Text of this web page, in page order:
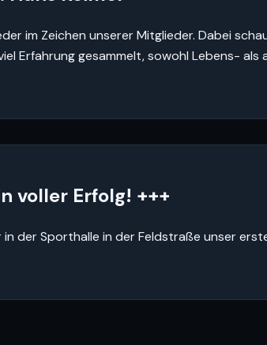
im Zeichen unserer Mitglieder. Dabei
Erfahrung gesammelt, sowohl Lebens-
voller Erfolg! +++
der Sporthalle in der Feldstraße unser